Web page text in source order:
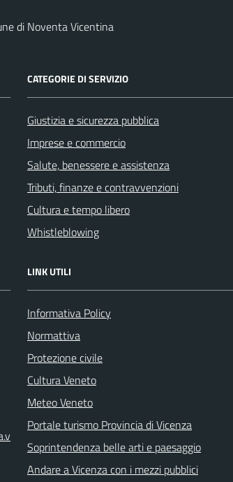
di Noventa Vicentina
CATEGORIE DI SERVIZIO
Giustizia e sicurezza pubblica
Imprese e commercio
Salute, benessere e assistenza
Tributi, finanze e contravvenzioni
Cultura e tempo libero
Whistleblowing
LINK UTILI
Informativa Policy
Normattiva
Protezione civile
Cultura Veneto
Meteo Veneto
Portale turismo Provincia di Vicenza
Soprintendenza belle arti e paesaggio
Andare a Vicenza con i mezzi pubblici